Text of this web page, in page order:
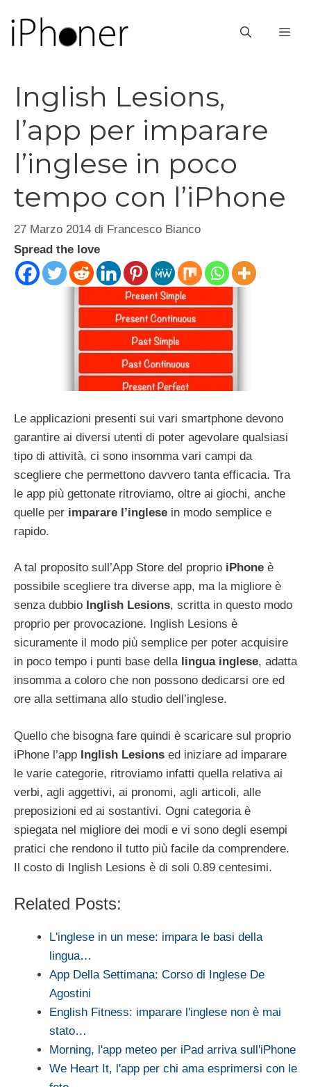
contenuto
Inglish Lesions,
l’app per imparare
l’inglese in poco
tempo con l’iPhone
27 Marzo 2014 di Francesco Bianco
Spread the love
Le applicazioni presenti sui vari smartphone devono
garantire ai diversi utenti di poter agevolare qualsiasi
tipo di attività, ci sono insomma vari campi da
scegliere che permettono davvero tanta efficacia. Tra
le app più gettonate ritroviamo, oltre ai giochi, anche
quelle per imparare l’inglese in modo semplice e
rapido.
A tal proposito sull’App Store del proprio iPhone è
possibile scegliere tra diverse app, ma la migliore è
senza dubbio Inglish Lesions, scritta in questo modo
proprio per provocazione. Inglish Lesions è
sicuramente il modo più semplice per poter acquisire
in poco tempo i punti base della lingua inglese, adatta
insomma a coloro che non possono dedicarsi ore ed
ore alla settimana allo studio dell’inglese.
Quello che bisogna fare quindi è scaricare sul proprio
iPhone l’app Inglish Lesions ed iniziare ad imparare
le varie categorie, ritroviamo infatti quella relativa ai
verbi, agli aggettivi, ai pronomi, agli articoli, alle
preposizioni ed ai sostantivi. Ogni categoria è
spiegata nel migliore dei modi e vi sono degli esempi
pratici che rendono il tutto più facile da comprendere.
Il costo di Inglish Lesions è di soli 0.89 centesimi.
Related Posts:
L'inglese in un mese: impara le basi della
lingua…
App Della Settimana: Corso di Inglese De
Agostini
English Fitness: imparare l'inglese non è mai
stato…
Morning, l'app meteo per iPad arriva sull'iPhone
We Heart It, l'app per chi ama esprimersi con le